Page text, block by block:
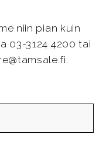
niin pian kuin
03-3124 4200 tai